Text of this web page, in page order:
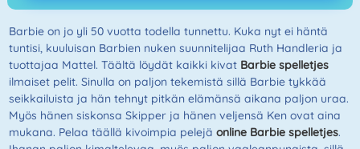
Barbie on jo yli 50 vuotta todella tunnettu. Kuka nyt ei häntä
tuntisi, kuuluisan Barbien nuken suunnitelijaa Ruth Handleria ja
tuottajaa Mattel. Täältä löydät kaikki kivat Barbie spelletjes
ilmaiset pelit. Sinulla on paljon tekemistä sillä Barbie tykkää
seikkailuista ja hän tehnyt pitkän elämänsä aikana paljon uraa.
Myös hänen siskonsa Skipper ja hänen veljensä Ken ovat aina
mukana. Pelaa täällä kivoimpia pelejä online Barbie spelletjes.